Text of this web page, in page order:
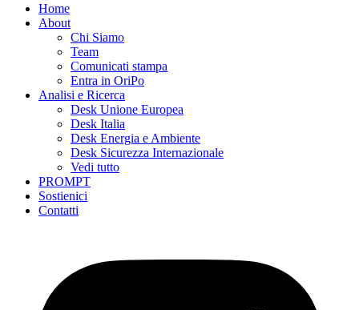
Home
About
Chi Siamo
Team
Comunicati stampa
Entra in OriPo
Analisi e Ricerca
Desk Unione Europea
Desk Italia
Desk Energia e Ambiente
Desk Sicurezza Internazionale
Vedi tutto
PROMPT
Sostienici
Contatti